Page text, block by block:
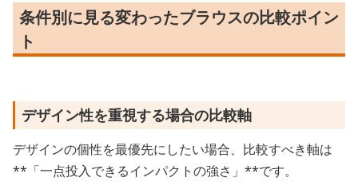
条件別に見る変わったブラウスの比較ポイン
ト
デザイン性を重視する場合の比較軸
デザインの個性を最優先にしたい場合、比較すべき軸は
**「一点投入できるインパクトの強さ」**です。